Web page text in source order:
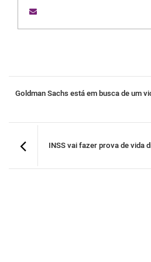
Goldman Sachs está em busca de um
INSS vai fazer prova de vida